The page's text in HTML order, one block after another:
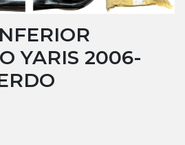
YARIS 2006-